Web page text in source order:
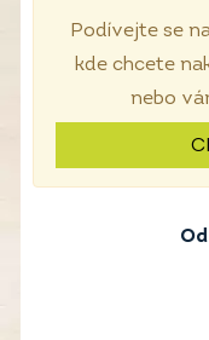
Podívejte se
kde chcete
nebo
Od